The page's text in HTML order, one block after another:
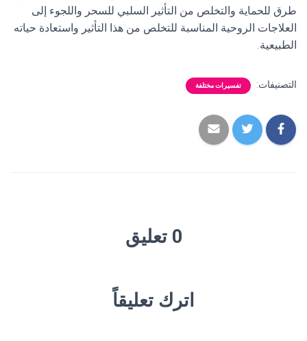
طرق للحماية والتخلص من التأثير السلبي للسحر واللجوء إلى
العلاجات الروحية المناسبة للتخلص من هذا التأثير واستعادة حياته
الطبيعية.
التصنيفات: تفسيرات مختلفة
0 تعليق
اترك تعليقاً